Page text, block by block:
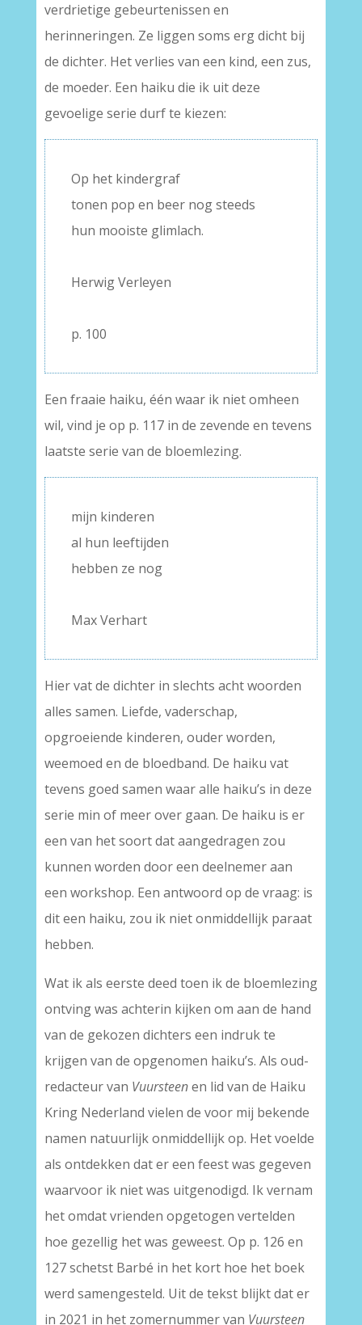
verdrietige gebeurtenissen en
herinneringen. Ze liggen soms erg dicht bij
de dichter. Het verlies van een kind, een zus,
de moeder. Een haiku die ik uit deze
gevoelige serie durf te kiezen:
Op het kindergraf
tonen pop en beer nog steeds
hun mooiste glimlach.
Herwig Verleyen
p. 100
Een fraaie haiku, één waar ik niet omheen
wil, vind je op p. 117 in de zevende en tevens
laatste serie van de bloemlezing.
mijn kinderen
al hun leeftijden
hebben ze nog
Max Verhart
Hier vat de dichter in slechts acht woorden
alles samen. Liefde, vaderschap,
opgroeiende kinderen, ouder worden,
weemoed en de bloedband. De haiku vat
tevens goed samen waar alle haiku’s in deze
serie min of meer over gaan. De haiku is er
een van het soort dat aangedragen zou
kunnen worden door een deelnemer aan
een workshop. Een antwoord op de vraag: is
dit een haiku, zou ik niet onmiddellijk paraat
hebben.
Wat ik als eerste deed toen ik de bloemlezing
ontving was achterin kijken om aan de hand
van de gekozen dichters een indruk te
krijgen van de opgenomen haiku’s. Als oud-
redacteur van Vuursteenen lid van de Haiku
Kring Nederland vielen de voor mij bekende
namen natuurlijk onmiddellijk op. Het voelde
als ontdekken dat er een feest was gegeven
waarvoor ik niet was uitgenodigd. Ik vernam
het omdat vrienden opgetogen vertelden
hoe gezellig het was geweest. Op p. 126 en
127 schetst Barbé in het kort hoe het boek
werd samengesteld. Uit de tekst blijkt dat er
in 2021 in het zomernummer van Vuursteen